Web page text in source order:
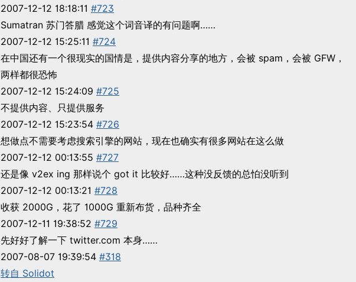
2007-12-12 18:18:11 #723
Sumatran 苏门答腊 感觉这个词音译的有问题啊……
2007-12-12 15:25:11 #724
在中国还有一个很现实的国情是，提供内容分享的地方，会被 spam，会被 GFW，
两样都很恐怖
2007-12-12 15:24:09 #725
不提供内容、只提供服务
2007-12-12 15:23:54 #726
想做点不需要考虑搜索引擎的网站，现在也确实有很多网站在这么做
2007-12-12 00:13:55 #727
还是像 v2ex ing 那样说个 got it 比较好……这种没反馈的总怕没听到
2007-12-12 00:13:21 #728
收获 2000G，花了 1000G 重新布货，品种齐全
2007-12-11 19:38:52 #729
先好好了解一下 twitter.com 本身……
2007-08-07 19:39:54 #318
转自 Solidot